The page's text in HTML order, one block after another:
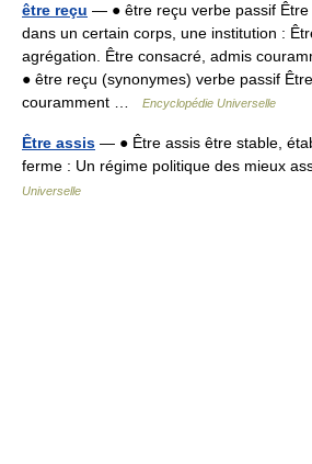
être reçu — ● être reçu verbe passif Être
dans un certain corps, une institution :
agrégation. Être consacré, admis
● être reçu (synonymes) verbe passif
couramment …
Encyclopédie Universelle
Être assis — ● Être assis être stable,
ferme : Un régime politique des mieux
Universelle